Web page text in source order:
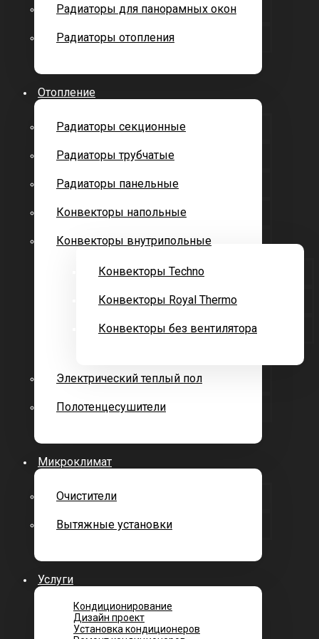
Радиаторы для панорамных окон
Радиаторы отопления
Отопление
Радиаторы секционные
Радиаторы трубчатые
Радиаторы панельные
Конвекторы напольные
Конвекторы внутрипольные
Конвекторы Techno
Конвекторы Royal Thermo
Конвекторы без вентилятора
Электрический теплый пол
Полотенцесушители
Микроклимат
Очистители
Вытяжные установки
Услуги
Кондиционирование
Дизайн проект
Установка кондиционеров